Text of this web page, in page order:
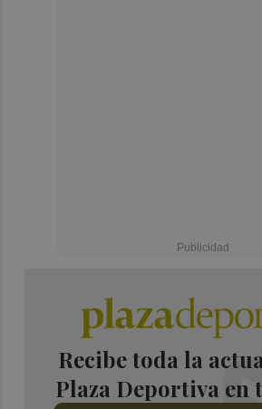
Recibe toda la
Plaza Deportiva en